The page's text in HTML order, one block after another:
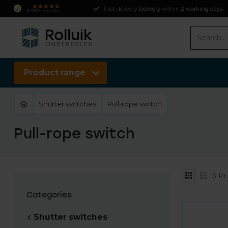
4.457+ reviews Fast delivery Delivery within 2 working days
Product range
Shutter switches Pull-rope switch
Pull-rope switch
Categories
Shutter switches
3